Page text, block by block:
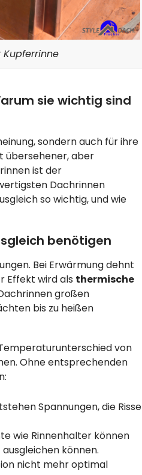
Kupferrinne
sie wichtig sind
sondern auch für ihre
übersehener, aber
ist der
Dachrinnen
so wichtig, und wie
benötigen
Bei Erwärmung dehnt
Effekt wird als thermische
großen
bis zu heißen
von
Ohne entsprechenden
Spannungen, die Risse
wie Rinnenhalter können
können.
nicht mehr optimal